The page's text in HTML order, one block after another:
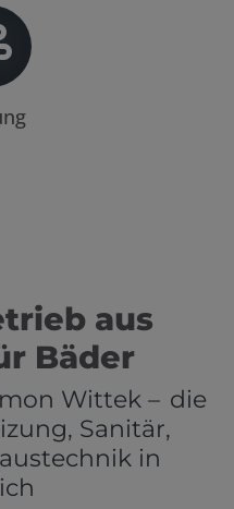
aus
Bäder
Wittek – die
Sanitär,
in